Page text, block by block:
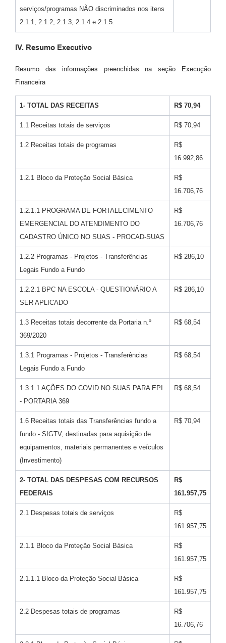
serviços/programas NÃO discriminados nos itens
2.1.1, 2.1.2, 2.1.3, 2.1.4 e 2.1.5.
IV. Resumo Executivo
Resumo das informações preenchidas na seção Execução
Financeira
1- TOTAL DAS RECEITAS R$ 70,94
1.1 Receitas totais de serviços R$ 70,94
1.2 Receitas totais de programas
R$
16.992,86
1.2.1 Bloco da Proteção Social Básica
R$
16.706,76
1.2.1.1 PROGRAMA DE FORTALECIMENTO
EMERGENCIAL DO ATENDIMENTO DO
CADASTRO ÚNICO NO SUAS - PROCAD-SUAS
R$
16.706,76
1.2.2 Programas - Projetos - Transferências
Legais Fundo a Fundo
R$ 286,10
1.2.2.1 BPC NA ESCOLA - QUESTIONÁRIO A
SER APLICADO
R$ 286,10
1.3 Receitas totais decorrente da Portaria n.º
369/2020
R$ 68,54
1.3.1 Programas - Projetos - Transferências
Legais Fundo a Fundo
R$ 68,54
1.3.1.1 AÇÕES DO COVID NO SUAS PARA EPI
- PORTARIA 369
R$ 68,54
1.6 Receitas totais das Transferências fundo a
fundo - SIGTV, destinadas para aquisição de
equipamentos, materiais permanentes e veículos
(Investimento)
R$ 70,94
2- TOTAL DAS DESPESAS COM RECURSOS
FEDERAIS
R$
161.957,75
2.1 Despesas totais de serviços
R$
161.957,75
2.1.1 Bloco da Proteção Social Básica
R$
161.957,75
2.1.1.1 Bloco da Proteção Social Básica
R$
161.957,75
2.2 Despesas totais de programas
R$
16.706,76